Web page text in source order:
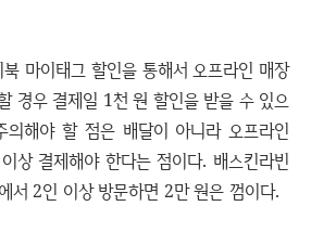
마이태그 할인을 통해서 오프라인 매장
경우 결제일 1천 원 할인을 받을 수 있으
의해야 할 점은 배달이 아니라 오프라인
상 결제해야 한다는 점이다. 배스킨라빈
서 2인 이상 방문하면 2만 원은 껌이다.